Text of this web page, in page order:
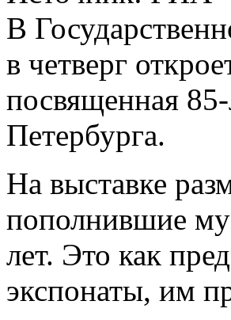
В
в четверг
посвященная
Петербурга.
На выставке
пополнившие
лет. Это как
экспонаты, им